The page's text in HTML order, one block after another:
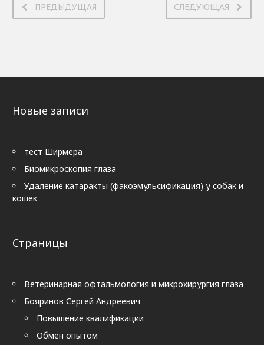
ПРЕДЫДУЩАЯ СЛЕДУЮЩАЯ
Новые записи
тест Ширмера
Биомикроскопия глаза
Удаление катаракты (факоэмульсификация) у собак и
кошек
Страницы
Ветеринарная офтальмология и микрохирургия глаза
Бояринов Сергей Андреевич
Повышение квалификации
Обмен опытом